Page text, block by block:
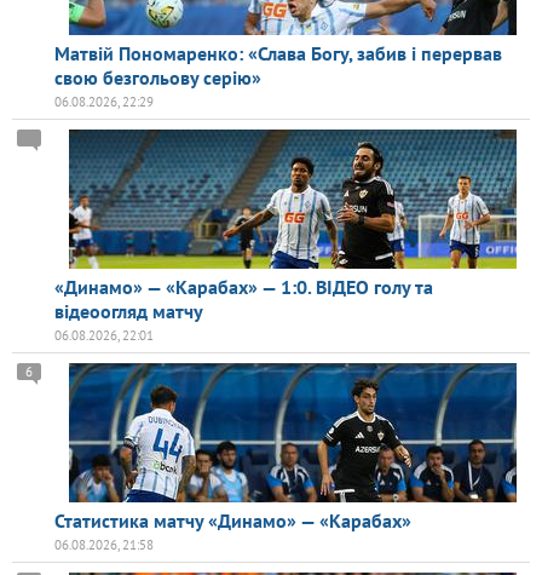
Матвій Пономаренко: «Слава Богу, забив і перервав
свою безгольову серію»
06.08.2026, 22:29
«Динамо» — «Карабах» — 1:0. ВІДЕО голу та
відеоогляд матчу
06.08.2026, 22:01
Статистика матчу «Динамо» — «Карабах»
6
06.08.2026, 21:58